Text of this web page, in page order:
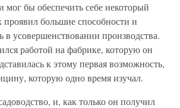
мог бы обеспечить себе некоторый
проявил большие способности и
в усовершенствовании производства.
работой на фабрике, которую он
к этому первая возможность,
которую одно время изучал.
и, как только он получил